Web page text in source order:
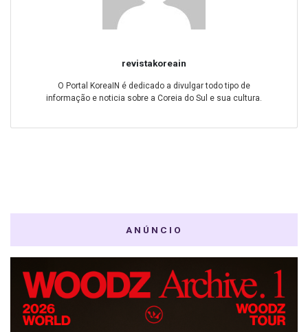
revistakoreain
O Portal KoreaIN é dedicado a divulgar todo tipo de
informação e noticia sobre a Coreia do Sul e sua cultura.
ANÚNCIO